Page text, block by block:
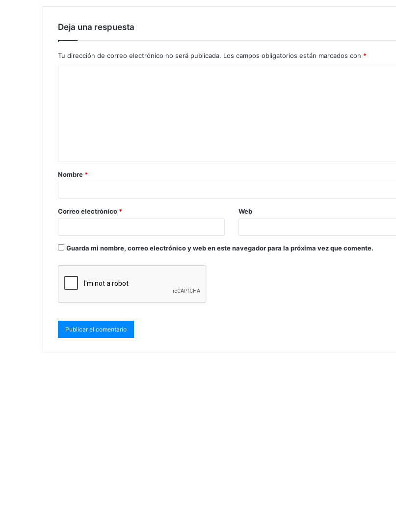
Deja una respuesta
Tu dirección de correo electrónico no será publicada. Los campos obligatorios están marcados con *
Nombre *
Correo electrónico * Web
Guarda mi nombre, correo electrónico y web en este navegador para la próxima vez que comente.